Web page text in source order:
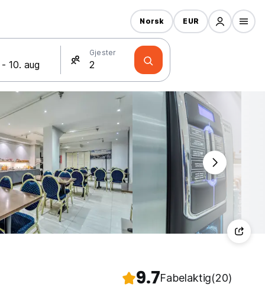
Gjester
Norsk EUR
9.7Fabelaktig(20)